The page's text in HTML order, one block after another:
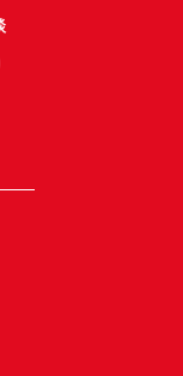
2025年4月発売
』2025年
』開発中